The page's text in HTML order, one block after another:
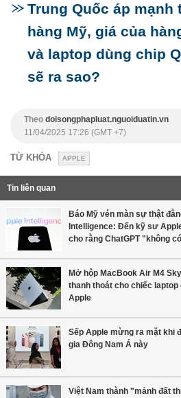
Trung Quốc áp mạnh
hàng Mỹ, giá của
và laptop dùng chip
sẽ ra sao?
Theo doisongphapluat.nguoiduatin.vn
11/04/2025 17:26 (GMT +7)
TỪ KHÓA APPLE
Tin liên quan
Báo Mỹ vén màn sự thật
Intelligence: Đến kỹ sư
cho rằng ChatGPT "không
Mở hộp MacBook Air M4
thanh thoát cho chiếc
Apple
Sếp Apple mừng ra mặt khi
gia Đông Nam Á này
Việt Nam thành "mảnh đất